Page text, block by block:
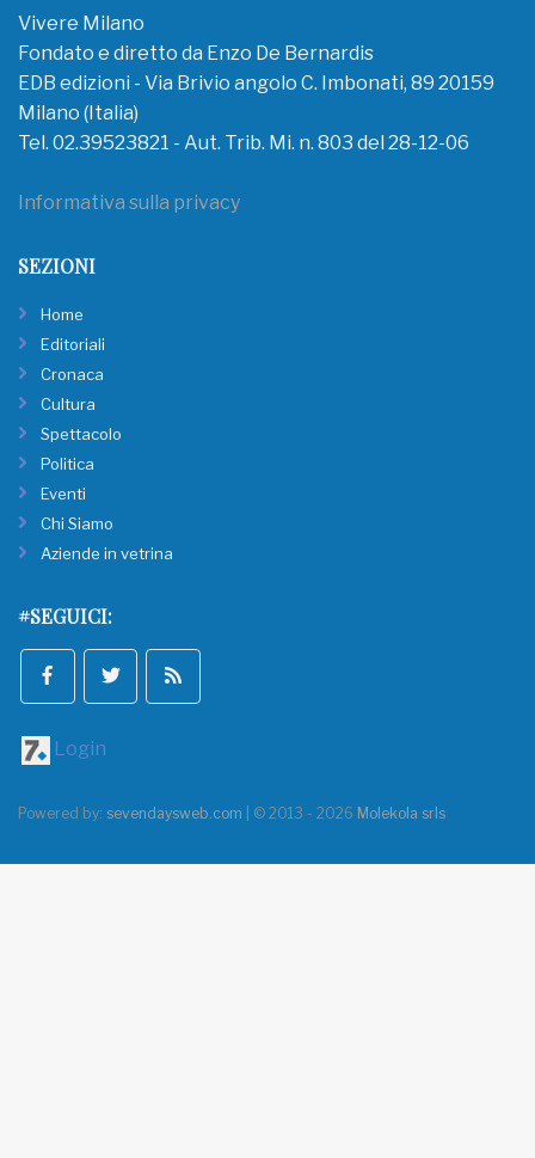
Vivere Milano
Fondato e diretto da Enzo De Bernardis
EDB edizioni - Via Brivio angolo C. Imbonati, 89 20159
Milano (Italia)
Tel. 02.39523821 - Aut. Trib. Mi. n. 803 del 28-12-06
Informativa sulla privacy
SEZIONI
Home
Editoriali
Cronaca
Cultura
Spettacolo
Politica
Eventi
Chi Siamo
Aziende in vetrina
#SEGUICI:
Login
Powered by: sevendaysweb.com | © 2013 - 2026 Molekola srls